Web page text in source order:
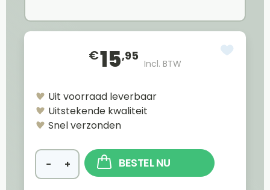
€15,95
Incl. BTW
Uit voorraad leverbaar
Uitstekende kwaliteit
Snel verzonden
− + BESTEL NU